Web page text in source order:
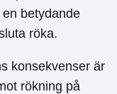
betydande
röka.
konsekvenser är
rökning på